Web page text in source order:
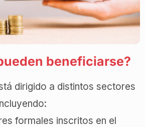
beneficiarse?
dirigido a distintos sectores
formales inscritos en el